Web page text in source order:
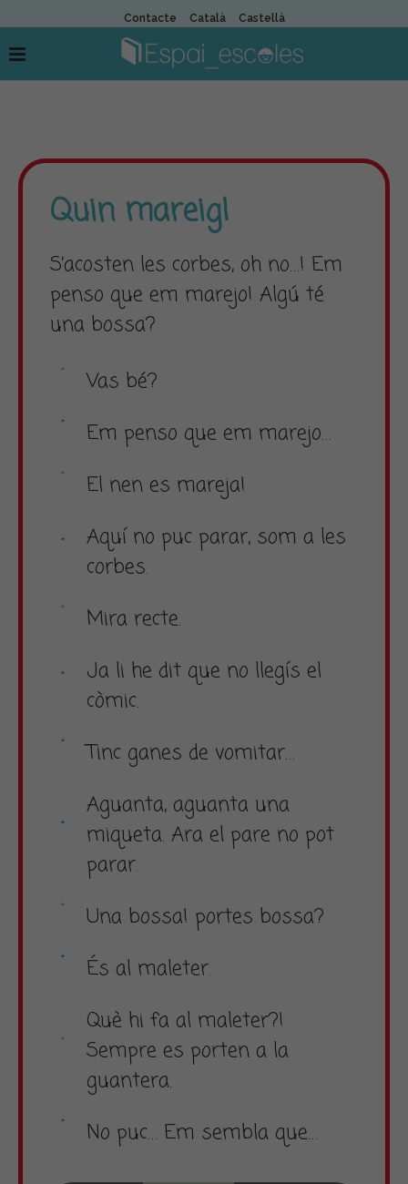
Contacte Català Castellà
Quin mareig!
S’acosten les corbes, oh no…! Em
penso que em marejo! Algú té
una bossa?
Vas bé?
Em penso que em marejo…
El nen es mareja!
Aquí no puc parar, som a les
corbes.
Mira recte.
Ja li he dit que no llegís el
còmic.
Tinc ganes de vomitar…
Aguanta, aguanta una
miqueta. Ara el pare no pot
parar.
Una bossa! portes bossa?
És al maleter.
Què hi fa al maleter?!
Sempre es porten a la
guantera.
No puc… Em sembla que…